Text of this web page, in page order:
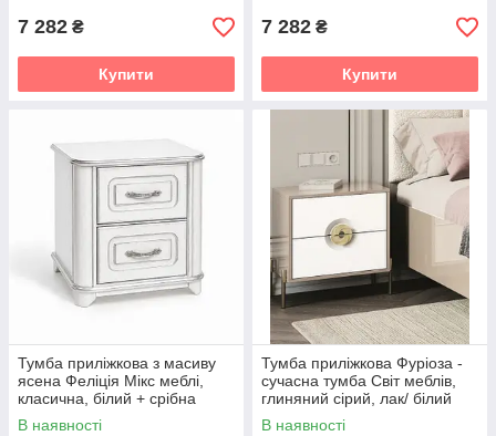
7 282 ₴
Купити
7 282 ₴
Купити
Тумба приліжкова з масиву
ясена Феліція Мікс меблі,
класична, білий + срібна
патина
В наявності
Тумба приліжкова Фуріоза -
сучасна тумба Світ меблів,
глиняний сірий, лак/ білий
шовк
В наявності